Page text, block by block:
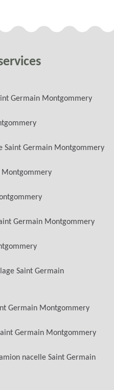
Germain Montgommery
Saint Germain Montgommery
Montgommery
Germain Montgommery
Saint Germain
Germain Montgommery
Germain Montgommery
nacelle Saint Germain